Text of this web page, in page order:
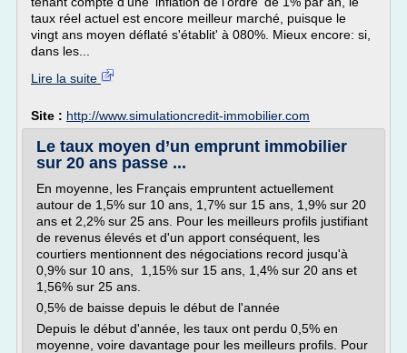
taux réel actuel est encore meilleur marché, puisque le
vingt ans moyen déflaté s'établit' à 080%. Mieux encore: si,
dans les...
Lire la suite
Site : http://www.simulationcredit-immobilier.com
Le taux moyen d’un emprunt immobilier
sur 20 ans passe ...
En moyenne, les Français empruntent actuellement
autour de 1,5% sur 10 ans, 1,7% sur 15 ans, 1,9% sur 20
ans et 2,2% sur 25 ans. Pour les meilleurs profils justifiant
de revenus élevés et d'un apport conséquent, les
courtiers mentionnent des négociations record jusqu'à
0,9% sur 10 ans, 1,15% sur 15 ans, 1,4% sur 20 ans et
1,56% sur 25 ans.
0,5% de baisse depuis le début de l'année
Depuis le début d'année, les taux ont perdu 0,5% en
moyenne, voire davantage pour les meilleurs profils. Pour